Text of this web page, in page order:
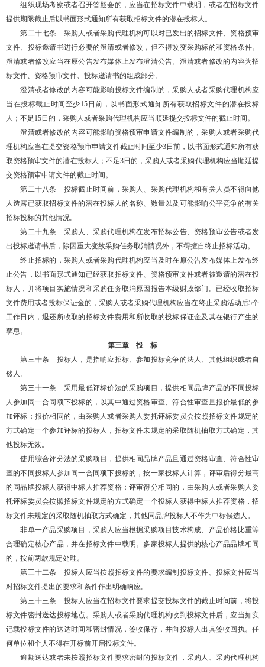
组织现场考察或者召开答疑会的，应当在招标文件中载明，或者在招标文件
提供期限截止后以书面形式通知所有获取招标文件的潜在投标人。
第二十七条 采购人或者采购代理机构可以对已发出的招标文件、资格预审
文件、投标邀请书进行必要的澄清或者修改，但不得改变采购标的和资格条件。
澄清或者修改应当在原公告发布媒体上发布澄清公告。澄清或者修改的内容为招
标文件、资格预审文件、投标邀请书的组成部分。
澄清或者修改的内容可能影响投标文件编制的，采购人或者采购代理机构应
当在投标截止时间至少15日前，以书面形式通知所有获取招标文件的潜在投标
人；不足15日的，采购人或者采购代理机构应当顺延提交投标文件的截止时间。
澄清或者修改的内容可能影响资格预审申请文件编制的，采购人或者采购代
理机构应当在提交资格预审申请文件截止时间至少3日前，以书面形式通知所有获
取资格预审文件的潜在投标人；不足3日的，采购人或者采购代理机构应当顺延提
交资格预审申请文件的截止时间。
第二十八条 投标截止时间前，采购人、采购代理机构和有关人员不得向他
人透露已获取招标文件的潜在投标人的名称、数量以及可能影响公平竞争的有关
招标投标的其他情况。
第二十九条 采购人、采购代理机构在发布招标公告、资格预审公告或者发
出投标邀请书后，除因重大变故采购任务取消情况外，不得擅自终止招标活动。
终止招标的，采购人或者采购代理机构应当及时在原公告发布媒体上发布终
止公告，以书面形式通知已经获取招标文件、资格预审文件或者被邀请的潜在投
标人，并将项目实施情况和采购任务取消原因报告本级财政部门。已经收取招标
文件费用或者投标保证金的，采购人或者采购代理机构应当在终止采购活动后5个
工作日内，退还所收取的招标文件费用和所收取的投标保证金及其在银行产生的
孳息。
第三章 投 标
第三十条 投标人，是指响应招标、参加投标竞争的法人、其他组织或者自
然人。
第三十一条 采用最低评标价法的采购项目，提供相同品牌产品的不同投标
人参加同一合同项下投标的，以其中通过资格审查、符合性审查且报价最低的参
加评标；报价相同的，由采购人或者采购人委托评标委员会按照招标文件规定的
方式确定一个参加评标的投标人，招标文件未规定的采取随机抽取方式确定，其
他投标无效。
使用综合评分法的采购项目，提供相同品牌产品且通过资格审查、符合性审
查的不同投标人参加同一合同项下投标的，按一家投标人计算，评审后得分最高
的同品牌投标人获得中标人推荐资格；评审得分相同的，由采购人或者采购人委
托评标委员会按照招标文件规定的方式确定一个投标人获得中标人推荐资格，招
标文件未规定的采取随机抽取方式确定，其他同品牌投标人不作为中标候选人。
非单一产品采购项目，采购人应当根据采购项目技术构成、产品价格比重等
合理确定核心产品，并在招标文件中载明。多家投标人提供的核心产品品牌相同
的，按前两款规定处理。
第三十二条 投标人应当按照招标文件的要求编制投标文件。投标文件应当
对招标文件提出的要求和条件作出明确响应。
第三十三条 投标人应当在招标文件要求提交投标文件的截止时间前，将投
标文件密封送达投标地点。采购人或者采购代理机构收到投标文件后，应当如实
记载投标文件的送达时间和密封情况，签收保存，并向投标人出具签收回执。任
何单位和个人不得在开标前开启投标文件。
逾期送达或者未按照招标文件要求密封的投标文件，采购人、采购代理机构